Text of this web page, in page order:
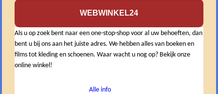
WEBWINKEL24
Als u op zoek bent naar een one-stop-shop voor al uw behoeften, dan
bent u bij ons aan het juiste adres. We hebben alles van boeken en
films tot kleding en schoenen. Waar wacht u nog op? Bekijk onze
online winkel!
Alle info